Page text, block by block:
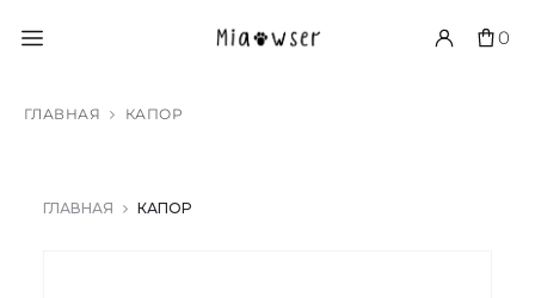
0
ГЛАВНАЯ КАПОР
ГЛАВНАЯ КАПОР